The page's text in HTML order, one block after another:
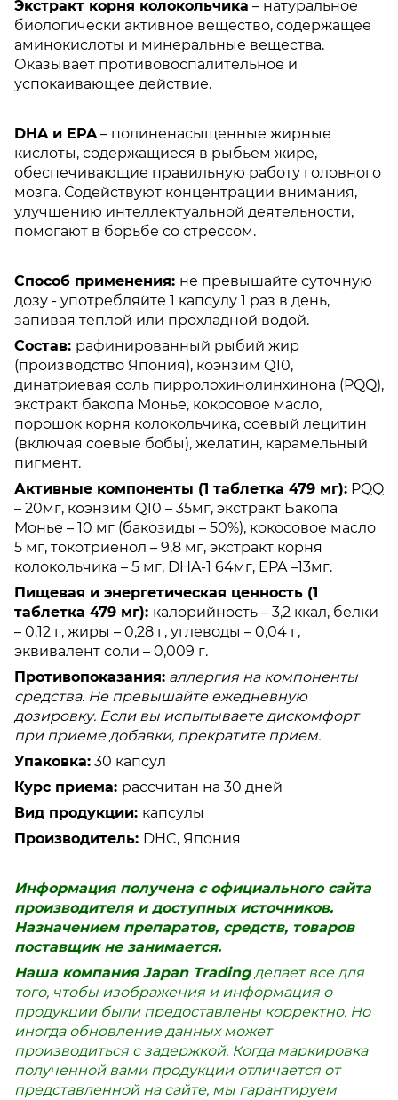
Экстракт корня колокольчика – натуральное
биологически активное вещество, содержащее
аминокислоты и минеральные вещества.
Оказывает противовоспалительное и
успокаивающее действие.
DHA и EPA– полиненасыщенные жирные
кислоты, содержащиеся в рыбьем жире,
обеспечивающие правильную работу головного
мозга. Содействуют концентрации внимания,
улучшению интеллектуальной деятельности,
помогают в борьбе со стрессом.
Способ применения: не превышайте суточную
дозу - употребляйте 1 капсулу 1 раз в день,
запивая теплой или прохладной водой.
Состав: рафинированный рыбий жир
(производство Япония), коэнзим Q10,
динатриевая соль пирролохинолинхинона (PQQ),
экстракт бакопа Монье, кокосовое масло,
порошок корня колокольчика, соевый лецитин
(включая соевые бобы), желатин, карамельный
пигмент.
Активные компоненты (1 таблетка 479 мг): PQQ
– 20мг, коэнзим Q10 – 35мг, экстракт Бакопа
Монье – 10 мг (бакозиды – 50%), кокосовое масло
5 мг, токотриенол – 9,8 мг, экстракт корня
колокольчика – 5 мг, DHA-1 64мг, EPA –13мг.
Пищевая и энергетическая ценность (1
таблетка 479 мг): калорийность – 3,2 ккал, белки
– 0,12 г, жиры – 0,28 г, углеводы – 0,04 г,
эквивалент соли – 0,009 г.
Противопоказания: аллергия на компоненты
средства. Не превышайте ежедневную
дозировку. Если вы испытываете дискомфорт
при приеме добавки, прекратите прием.
Упаковка: 30 капсул
Курс приема: рассчитан на 30 дней
Вид продукции: капсулы
Производитель: DHC, Япония
Информация получена с официального сайта
производителя и доступных источников.
Назначением препаратов, средств, товаров
поставщик не занимается.
Наша компания Japan Tradingделает все для
того, чтобы изображения и информация о
продукции были предоставлены корректно. Но
иногда обновление данных может
производиться с задержкой. Когда маркировка
полученной вами продукции отличается от
представленной на сайте, мы гарантируем